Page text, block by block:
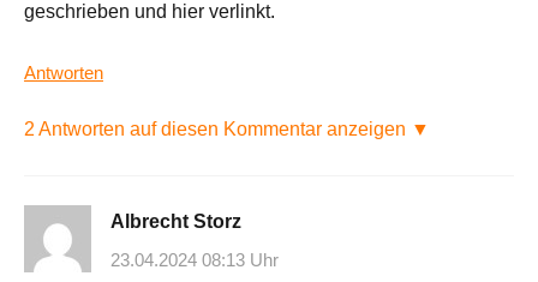
geschrieben und hier verlinkt.
Antworten
2 Antworten auf diesen Kommentar anzeigen ▼
Albrecht Storz
23.04.2024 08:13 Uhr